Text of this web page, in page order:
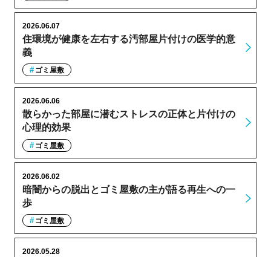
住環境が健康を左右する汚部屋片付けの医学的意
義
2026.06.07
ゴミ屋敷
散らかった部屋に潜むストレスの正体と片付けの
心理的効果
2026.06.06
ゴミ屋敷
暗闇からの脱出とゴミ屋敷の主が語る再生への一
歩
2026.06.02
ゴミ屋敷
2026.05.28